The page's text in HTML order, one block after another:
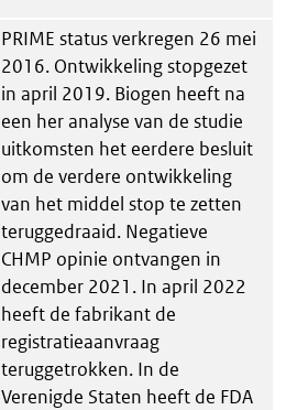
PRIME status verkregen 26 mei
2016. Ontwikkeling stopgezet
in april 2019. Biogen heeft na
een her analyse van de studie
uitkomsten het eerdere besluit
om de verdere ontwikkeling
van het middel stop te zetten
teruggedraaid. Negatieve
CHMP opinie ontvangen in
december 2021. In april 2022
heeft de fabrikant de
registratieaanvraag
teruggetrokken. In de
Verenigde Staten heeft de FDA